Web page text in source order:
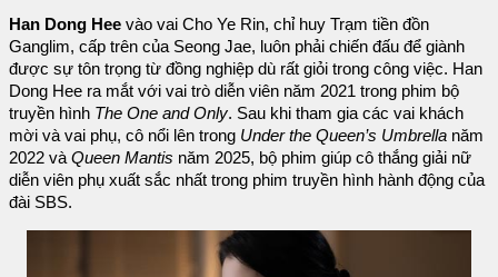
Han Dong Hee vào vai Cho Ye Rin, chỉ huy Trạm tiền đồn
Ganglim, cấp trên của Seong Jae, luôn phải chiến đấu để giành
được sự tôn trọng từ đồng nghiệp dù rất giỏi trong công việc. Han
Dong Hee ra mắt với vai trò diễn viên năm 2021 trong phim bộ
truyền hình The One and Only. Sau khi tham gia các vai khách
mời và vai phụ, cô nổi lên trong Under the Queen’s Umbrella năm
2022 và Queen Mantis năm 2025, bộ phim giúp cô thắng giải nữ
diễn viên phụ xuất sắc nhất trong phim truyền hình hành động của
đài SBS.